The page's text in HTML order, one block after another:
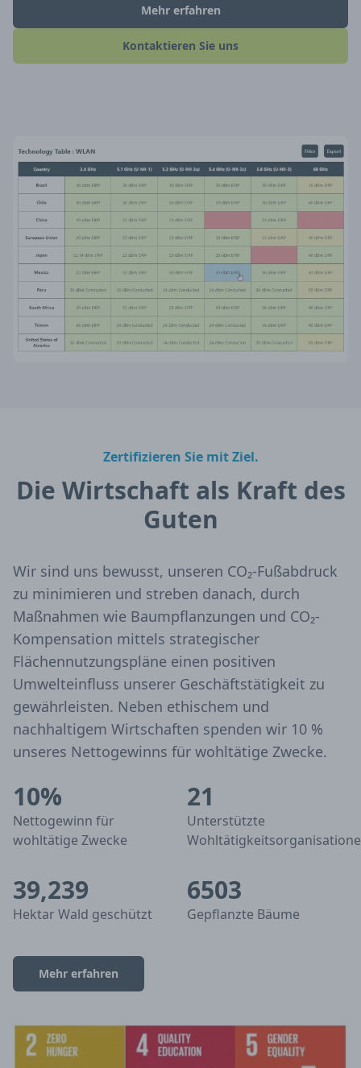
Mehr erfahren
Kontaktieren Sie uns
Zertifizieren Sie mit Ziel.
Die Wirtschaft als Kraft des
Guten
Wir sind uns bewusst, unseren CO₂-Fußabdruck
zu minimieren und streben danach, durch
Maßnahmen wie Baumpflanzungen und CO₂-
Kompensation mittels strategischer
Flächennutzungspläne einen positiven
Umwelteinfluss unserer Geschäftstätigkeit zu
gewährleisten. Neben ethischem und
nachhaltigem Wirtschaften spenden wir 10 %
unseres Nettogewinns für wohltätige Zwecke.
10%
Nettogewinn für
wohltätige Zwecke
21
Unterstützte
39,239
Hektar Wald geschützt
6503
Gepflanzte Bäume
Mehr erfahren